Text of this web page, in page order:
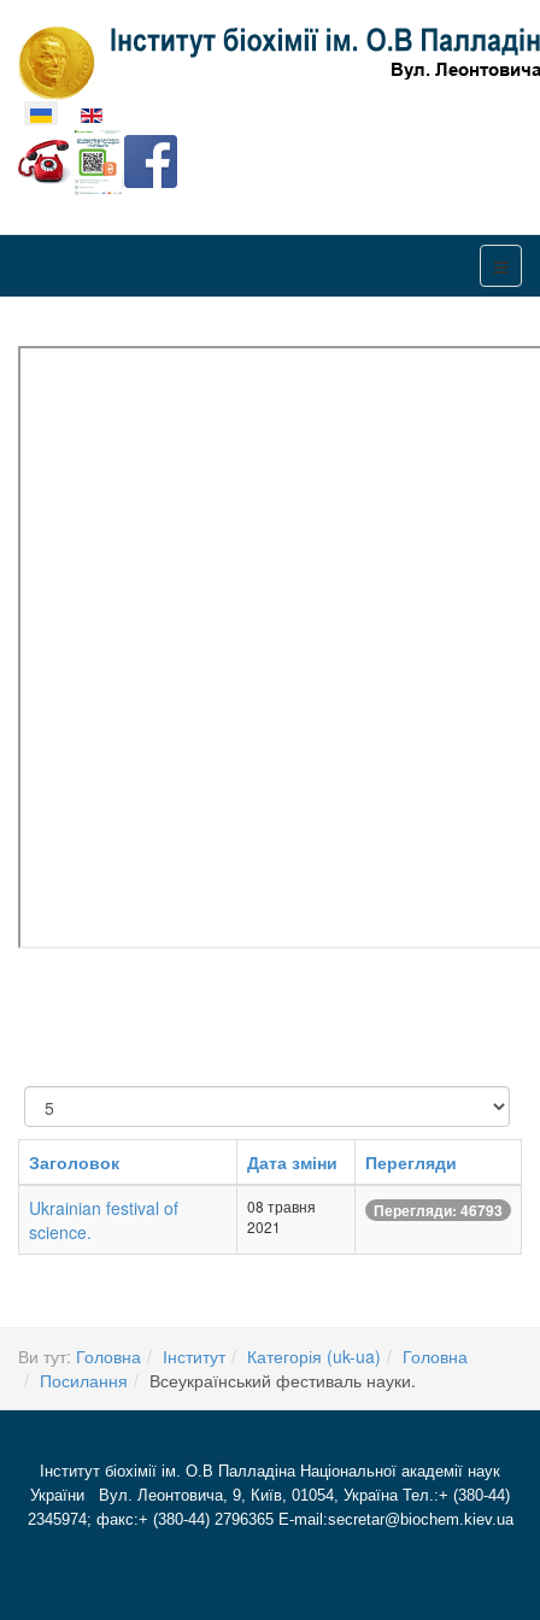
Оберіть свою мову
Показувати
Заголовок Дата зміни
Перегляди
Ukrainian festival of
science.
08 травня
2021
Перегляди: 46793
Ви тут: Головна Інститут Категорія (uk-ua)
Головна
Посилання
Всеукраїнський фестиваль науки.
Інститут біохімії ім. О.В Палладіна Національної академії наук
України Вул. Леонтовича, 9, Київ, 01054, Україна Тел.:+ (380-44)
2345974; факс:+ (380-44) 2796365 E-mail:secretar@biochem.kiev.ua